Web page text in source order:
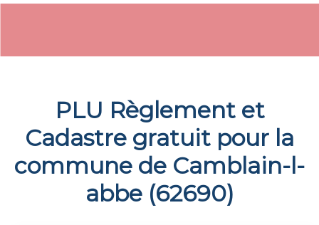
PLU Règlement et
Cadastre gratuit pour la
commune de Camblain-l-
abbe(62690)